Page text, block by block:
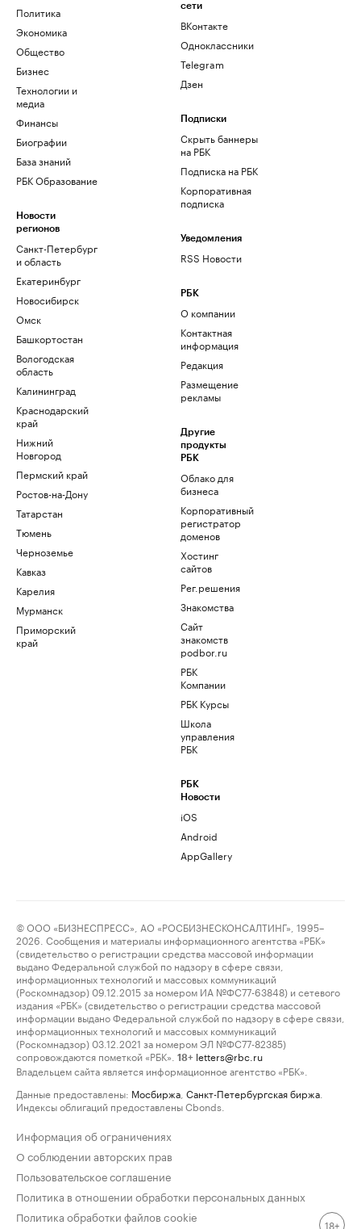
Политика
Экономика
Общество
Бизнес
Технологии и
медиа
Финансы
Биографии
База знаний
РБК Образование
Новости
регионов
Санкт-Петербург
и область
Екатеринбург
Новосибирск
Омск
Башкортостан
Вологодская
область
Калининград
Краснодарский
край
Нижний
Новгород
Пермский край
Ростов-на-Дону
Татарстан
Тюмень
Черноземье
Кавказ
Карелия
Мурманск
Приморский
край
сети
ВКонтакте
Одноклассники
Telegram
Дзен
Подписки
Скрыть баннеры
на РБК
Подписка на РБК
Корпоративная
подписка
Уведомления
RSS Новости
РБК
О компании
Контактная
информация
Редакция
Размещение
рекламы
Другие
продукты
РБК
Облако для
бизнеса
Корпоративный
регистратор
доменов
Хостинг
сайтов
Рег.решения
Знакомства
Сайт
знакомств
podbor.ru
РБК
Компании
РБК Курсы
Школа
управления
РБК
РБК
Новости
iOS
Android
AppGallery
© ООО «БИЗНЕСПРЕСС», АО «РОСБИЗНЕСКОНСАЛТИНГ», 1995–
2026. Сообщения и материалы информационного агентства «РБК»
(свидетельство о регистрации средства массовой информации
выдано Федеральной службой по надзору в сфере связи,
информационных технологий и массовых коммуникаций
(Роскомнадзор) 09.12.2015 за номером ИА №ФС77-63848) и сетевого
издания «РБК» (свидетельство о регистрации средства массовой
информации выдано Федеральной службой по надзору в сфере связи,
информационных технологий и массовых коммуникаций
(Роскомнадзор) 03.12.2021 за номером ЭЛ №ФС77-82385)
сопровождаются пометкой «РБК».
18+ letters@rbc.ru
Владельцем сайта является информационное агентство «РБК».
Данные предоставлены: Мосбиржа Санкт-Петербургская биржа
Индексы облигаций предоставлены Cbonds.
Информация об ограничениях
О соблюдении авторских прав
Пользовательское соглашение
Политика в отношении обработки персональных данных
Политика обработки файлов cookie
18+